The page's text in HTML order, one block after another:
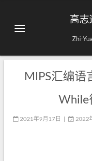
高志
Zhi-
MIPS汇编语
While
2021年9月17日 2022